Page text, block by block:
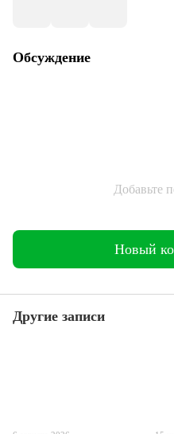
Обсуждение
Добавьте
Новый
Другие записи